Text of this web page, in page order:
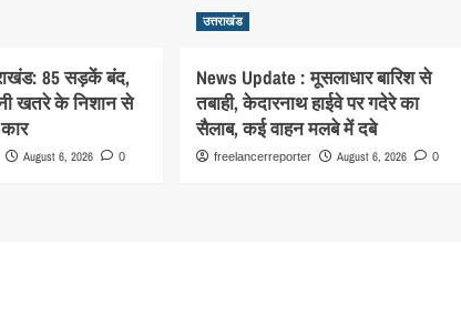
85 सड़कें बंद,
खतरे के निशान से
August 6, 2026 0
उत्तराखंड
News Update : मूसलाधार बारिश से
तबाही, केदारनाथ हाईवे पर गदेरे का
सैलाब, कई वाहन मलबे में दबे
freelancerreporter August 6, 2026 0